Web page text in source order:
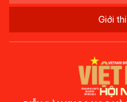
Designed & developed by